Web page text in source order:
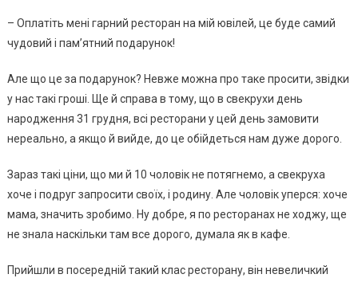
– Оплатіть мені гарний ресторан на мій ювілей, це буде самий
чудовий і пам’ятний подарунок!
Але що це за подарунок? Невже можна про таке просити, звідки
у нас такі гроші. Ще й справа в тому, що в свекрухи день
народження 31 грудня, всі ресторани у цей день замовити
нереально, а якщо й вийде, до це обійдеться нам дуже дорого.
Зараз такі ціни, що ми й 10 чоловік не потягнемо, а свекруха
хоче і подруг запросити своїх, і родину. Але чоловік уперся: хоче
мама, значить зробимо. Ну добре, я по ресторанах не ходжу, ще
не знала наскільки там все дорого, думала як в кафе.
Прийшли в посередній такий клас ресторану, він невеличкий